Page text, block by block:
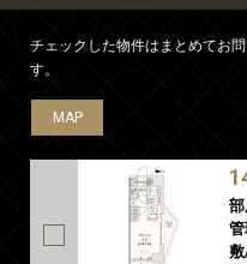
チェックした物件はまとめてお
す。
MAP
MAP
MAP